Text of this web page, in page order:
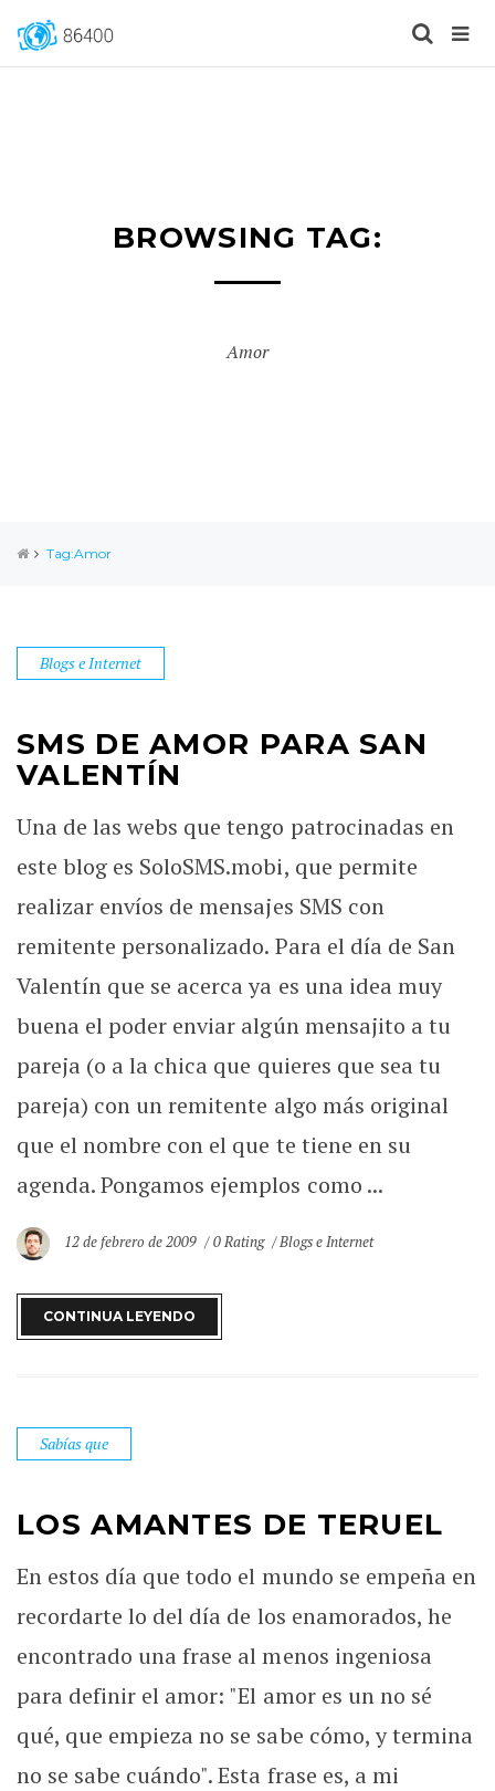
BROWSING TAG:
Amor
Tag:Amor
Blogs e Internet
SMS DE AMOR PARA SAN
VALENTÍN
Una de las webs que tengo patrocinadas en
este blog es SoloSMS.mobi, que permite
realizar envíos de mensajes SMS con
remitente personalizado. Para el día de San
Valentín que se acerca ya es una idea muy
buena el poder enviar algún mensajito a tu
pareja (o a la chica que quieres que sea tu
pareja) con un remitente algo más original
que el nombre con el que te tiene en su
agenda. Pongamos ejemplos como ...
12 de febrero de 2009 0 Rating Blogs e Internet
CONTINUA LEYENDO
Sabías que
LOS AMANTES DE TERUEL
En estos día que todo el mundo se empeña en
recordarte lo del día de los enamorados, he
encontrado una frase al menos ingeniosa
para definir el amor: "El amor es un no sé
qué, que empieza no se sabe cómo, y termina
no se sabe cuándo". Esta frase es, a mi